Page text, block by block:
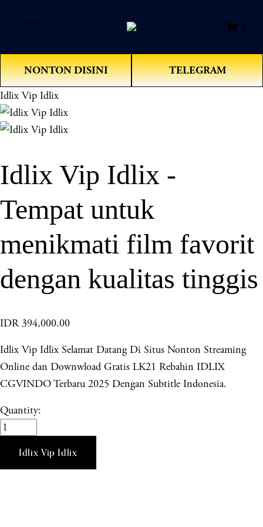
e
n
M
e
n
u
0
NONTON DISINI TELEGRAM
Idlix Vip Idlix
Idlix Vip Idlix -
Tempat untuk
menikmati film favorit
dengan kualitas tinggis
IDR 394,000.00
Idlix Vip Idlix Selamat Datang Di Situs Nonton Streaming
Online dan Downwload Gratis LK21 Rebahin IDLIX
CGVINDO Terbaru 2025 Dengan Subtitle Indonesia.
Quantity:
Idlix Vip Idlix